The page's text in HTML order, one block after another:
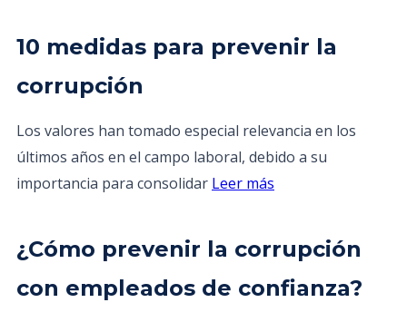
10 medidas para prevenir la
corrupción
Los valores han tomado especial relevancia en los
últimos años en el campo laboral, debido a su
importancia para consolidar Leer más
¿Cómo prevenir la corrupción
con empleados de confianza?